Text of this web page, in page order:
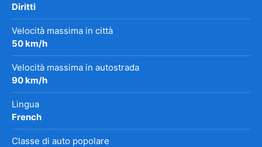
Diritti
Velocità massima in città
50 km/h
Velocità massima in autostrada
90 km/h
Lingua
French
Classe di auto popolare